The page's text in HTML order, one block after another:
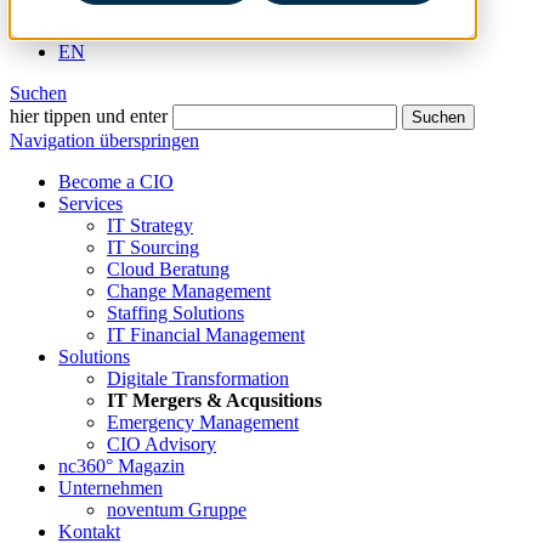
EN
Suchen
hier tippen und enter
Suchen
Navigation überspringen
Become a CIO
Services
IT Strategy
IT Sourcing
Cloud Beratung
Change Management
Staffing Solutions
IT Financial Management
Solutions
Digitale Transformation
IT Mergers & Acqusitions
Emergency Management
CIO Advisory
nc360° Magazin
Unternehmen
noventum Gruppe
Kontakt